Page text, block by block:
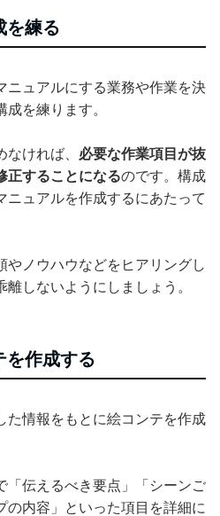
を練る
ニュアルにする業務や作業を決
を練ります。
ければ、 必要な作業項目が抜
正することになるのです。構成
ニュアルを作成するにあたって
やノウハウなどをヒアリングし
しないようにしましょう。
を作成する
た情報をもとに絵コンテを作成
「伝えるべき要点」「シーンご
の内容」といった項目を詳細に